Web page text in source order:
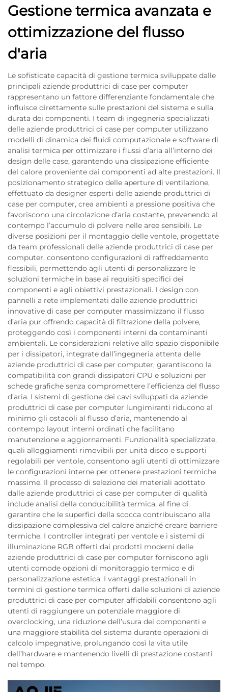
Gestione termica avanzata e
ottimizzazione del flusso
d'aria
Le sofisticate capacità di gestione termica sviluppate dalle
principali aziende produttrici di case per computer
rappresentano un fattore differenziante fondamentale che
influisce direttamente sulle prestazioni del sistema e sulla
durata dei componenti. I team di ingegneria specializzati
delle aziende produttrici di case per computer utilizzano
modelli di dinamica dei fluidi computazionale e software di
analisi termica per ottimizzare i flussi d’aria all’interno dei
design delle case, garantendo una dissipazione efficiente
del calore proveniente dai componenti ad alte prestazioni. Il
posizionamento strategico delle aperture di ventilazione,
effettuato da designer esperti delle aziende produttrici di
case per computer, crea ambienti a pressione positiva che
favoriscono una circolazione d’aria costante, prevenendo al
contempo l’accumulo di polvere nelle aree sensibili. Le
diverse posizioni per il montaggio delle ventole, progettate
da team professionali delle aziende produttrici di case per
computer, consentono configurazioni di raffreddamento
flessibili, permettendo agli utenti di personalizzare le
soluzioni termiche in base ai requisiti specifici dei
componenti e agli obiettivi prestazionali. I design con
pannelli a rete implementati dalle aziende produttrici
innovative di case per computer massimizzano il flusso
d’aria pur offrendo capacità di filtrazione della polvere,
proteggendo così i componenti interni da contaminanti
ambientali. Le considerazioni relative allo spazio disponibile
per i dissipatori, integrate dall’ingegneria attenta delle
aziende produttrici di case per computer, garantiscono la
compatibilità con grandi dissipatori CPU e soluzioni per
schede grafiche senza compromettere l’efficienza del flusso
d’aria. I sistemi di gestione dei cavi sviluppati da aziende
produttrici di case per computer lungimiranti riducono al
minimo gli ostacoli al flusso d’aria, mantenendo al
contempo layout interni ordinati che facilitano
manutenzione e aggiornamenti. Funzionalità specializzate,
quali alloggiamenti rimovibili per unità disco e supporti
regolabili per ventole, consentono agli utenti di ottimizzare
le configurazioni interne per ottenere prestazioni termiche
massime. Il processo di selezione dei materiali adottato
dalle aziende produttrici di case per computer di qualità
include analisi della conducibilità termica, al fine di
garantire che le superfici della scocca contribuiscano alla
dissipazione complessiva del calore anziché creare barriere
termiche. I controller integrati per ventole e i sistemi di
illuminazione RGB offerti dai prodotti moderni delle
aziende produttrici di case per computer forniscono agli
utenti comode opzioni di monitoraggio termico e di
personalizzazione estetica. I vantaggi prestazionali in
termini di gestione termica offerti dalle soluzioni di aziende
produttrici di case per computer affidabili consentono agli
utenti di raggiungere un potenziale maggiore di
overclocking, una riduzione dell’usura dei componenti e
una maggiore stabilità del sistema durante operazioni di
calcolo impegnative, prolungando così la vita utile
dell’hardware e mantenendo livelli di prestazione costanti
nel tempo.